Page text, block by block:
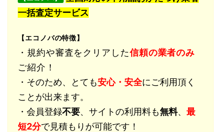
一括査定サービス
【エコノバの特徴】
・規約や審査をクリアした信頼の業者のみ
ご紹介！
・そのため、とても安心・安全にご利用頂く
ことが出来ます。
・会員登録不要、サイトの利用料も無料、 最
短2分で見積もりが可能です！